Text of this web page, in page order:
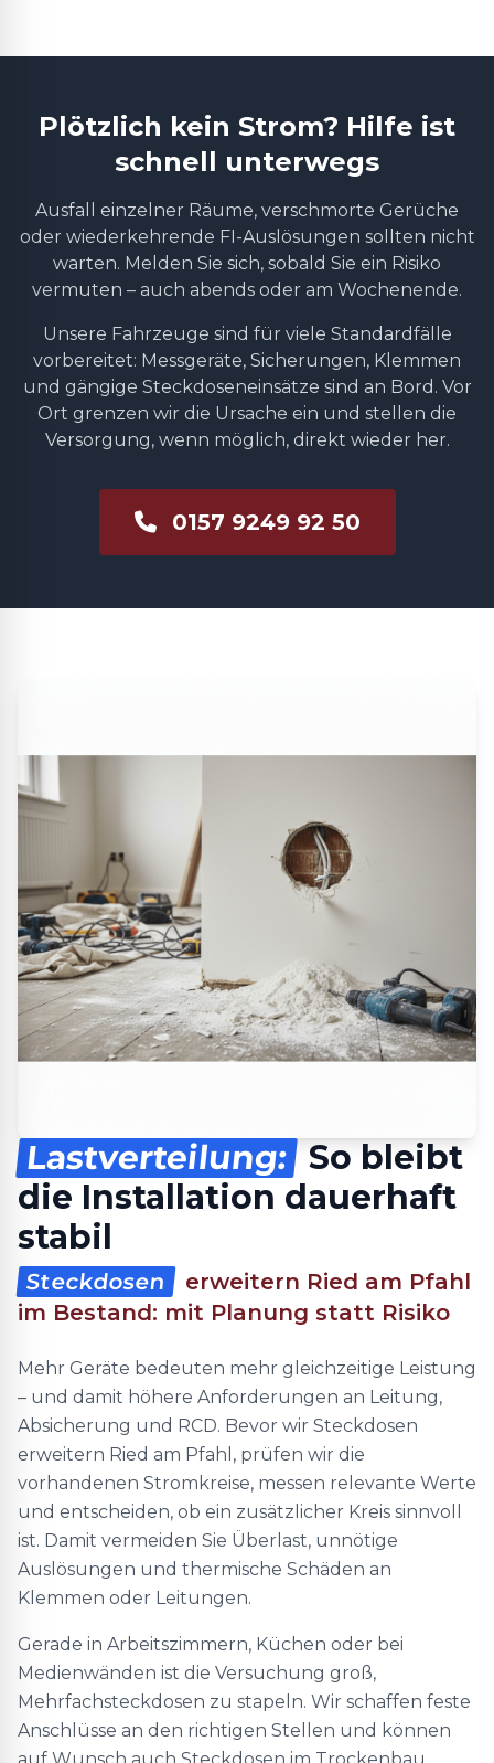
Plötzlich kein Strom? Hilfe ist
schnell unterwegs
Ausfall einzelner Räume, verschmorte Gerüche
oder wiederkehrende FI-Auslösungen sollten nicht
warten. Melden Sie sich, sobald Sie ein Risiko
vermuten – auch abends oder am Wochenende.
Unsere Fahrzeuge sind für viele Standardfälle
vorbereitet: Messgeräte, Sicherungen, Klemmen
und gängige Steckdoseneinsätze sind an Bord. Vor
Ort grenzen wir die Ursache ein und stellen die
Versorgung, wenn möglich, direkt wieder her.
0157 9249 92 50
Lastverteilung: So bleibt
die Installation dauerhaft
stabil
Steckdosen
erweitern Ried am Pfahl
im Bestand: mit Planung statt Risiko
Mehr Geräte bedeuten mehr gleichzeitige Leistung
– und damit höhere Anforderungen an Leitung,
Absicherung und RCD. Bevor wir Steckdosen
erweitern Ried am Pfahl, prüfen wir die
vorhandenen Stromkreise, messen relevante Werte
und entscheiden, ob ein zusätzlicher Kreis sinnvoll
ist. Damit vermeiden Sie Überlast, unnötige
Auslösungen und thermische Schäden an
Klemmen oder Leitungen.
Gerade in Arbeitszimmern, Küchen oder bei
Medienwänden ist die Versuchung groß,
Mehrfachsteckdosen zu stapeln. Wir schaffen feste
Anschlüsse an den richtigen Stellen und können